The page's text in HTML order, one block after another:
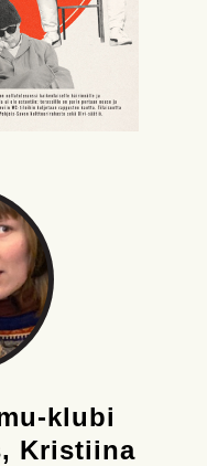
klubi
Kristiina